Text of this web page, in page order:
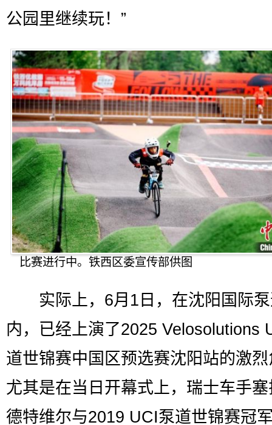
公园里继续玩！”
比赛进行中。铁西区委宣传部供图
实际上，6月1日，在沈阳国际泵
内，已经上演了2025 Velosolutions
道世锦赛中国区预选赛沈阳站的激
尤其是在当日开幕式上，瑞士车手塞
德特维尔与2019 UCI泵道世锦赛冠